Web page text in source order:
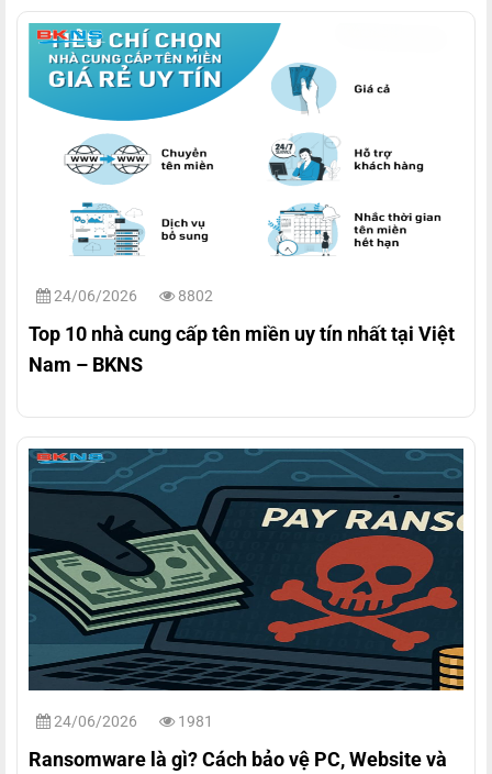
24/06/2026 8802
Top 10 nhà cung cấp tên miền uy tín nhất tại Việt
Nam – BKNS
24/06/2026 1981
Ransomware là gì? Cách bảo vệ PC, Website và